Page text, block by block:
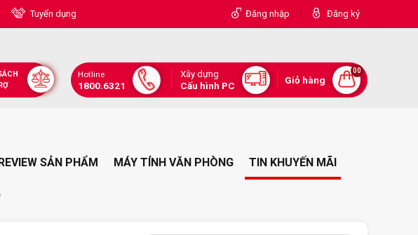
Tuyển dụng Đăng nhập | Đăng ký
Hotline
1800.6321
Xây dựng
Cấu hình PC
Giỏ hàng
00
SẢN PHẨM MÁY TÍNH VĂN PHÒNG TIN KHUYẾN MÃI